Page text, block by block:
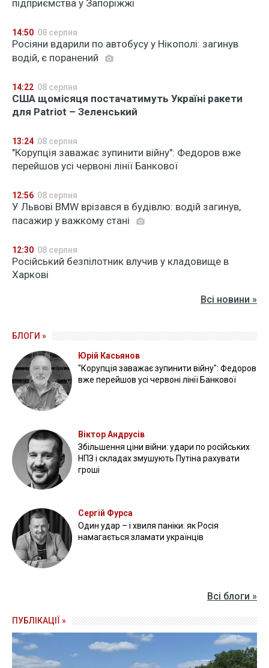
підприємства у Запоріжжі
14:50 08 серпня
Росіяни вдарили по автобусу у Нікополі: загинув
водій, є поранений
14:22 08 серпня
США щомісяця постачатимуть Україні ракети
для Patriot – Зеленський
13:24 08 серпня
"Корупція заважає зупинити війну": Федоров вже
перейшов усі червоні лінії Банкової
12:56 08 серпня
У Львові BMW врізався в будівлю: водій загинув,
пасажир у важкому стані
12:30 08 серпня
Російський безпілотник влучив у кладовище в
Харкові
Всі новини »
БЛОГИ »
Юрій Касьянов
"Корупція заважає зупинити війну": Федоров
вже перейшов усі червоні лінії Банкової
Віктор Андрусів
Збільшення ціни війни: удари по російських
НПЗ і складах змушують Путіна рахувати
гроші
Сергій Фурса
Один удар – і хвиля паніки: як Росія
намагається зламати українців
Всі блоги »
ПУБЛІКАЦІЇ »